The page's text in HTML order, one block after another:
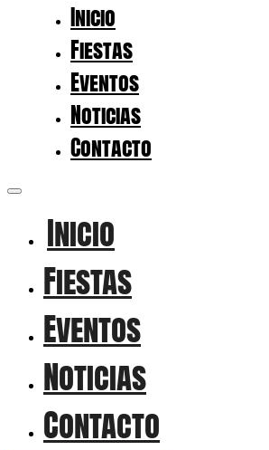
Inicio
Fiestas
Eventos
Noticias
Contacto
Inicio
Fiestas
Eventos
Noticias
Contacto